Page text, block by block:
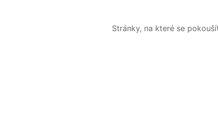
Stránky, na které se